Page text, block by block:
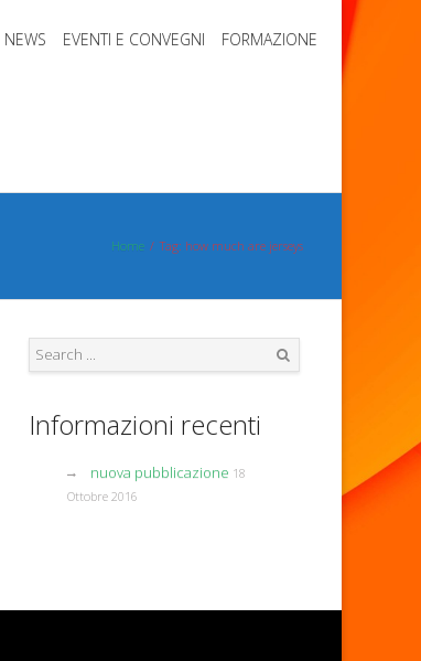
NEWS EVENTI E CONVEGNI FORMAZIONE
Home Tag: how much are jerseys
Informazioni recenti
nuova pubblicazione 18
Ottobre 2016